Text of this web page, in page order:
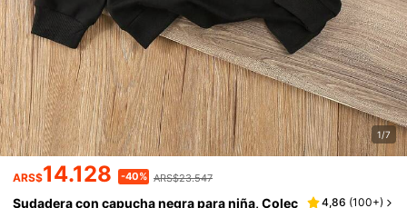
1/7
ARS$14.128 -40% ARS$23.547
Sudadera con capucha negra para niña, Colec
4,86 (100+)